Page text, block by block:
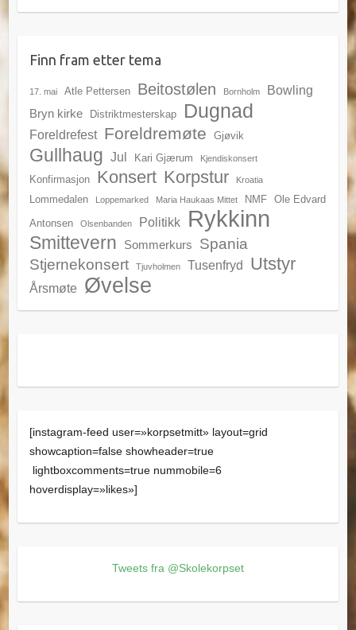
Finn fram etter tema
17. mai Atle Pettersen Beitostølen Bornholm Bowling
Bryn kirke Distriktmesterskap Dugnad
Foreldrefest Foreldremøte Gjøvik
Gullhaug Jul Kari Gjærum Kjendiskonsert
Konfirmasjon Konsert Korpstur Kroatia
Lommedalen Loppemarked Maria Haukaas Mittet NMF
Ole Edvard
Antonsen
Olsenbanden Politikk Rykkinn
Smittevern Sommerkurs
Spania
Stjernekonsert
Tjuvholmen Tusenfryd Utstyr
Årsmøte Øvelse
[instagram-feed user=»korpsetmitt» layout=grid
showcaption=false showheader=true
lightboxcomments=true nummobile=6
hoverdisplay=»likes»]
Tweets fra @Skolekorpset